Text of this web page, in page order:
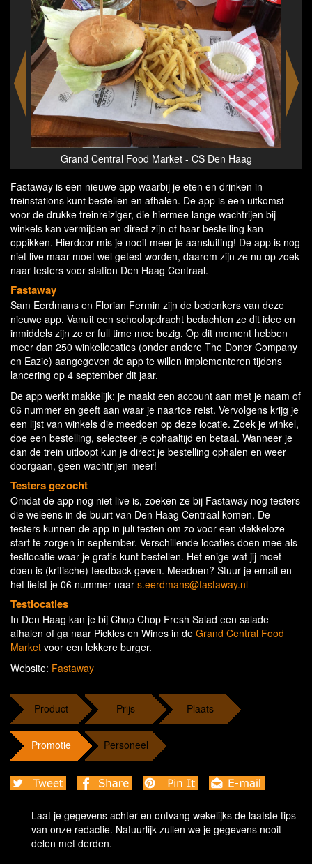
Grand Central Food Market - CS Den Haag
Fastaway is een nieuwe app waarbij je eten en drinken in
treinstations kunt bestellen en afhalen. De app is een uitkomst
voor de drukke treinreiziger, die hiermee lange wachtrijen bij
winkels kan vermijden en direct zijn of haar bestelling kan
oppikken. Hierdoor mis je nooit meer je aansluiting! De app is nog
niet live maar moet wel getest worden, daarom zijn ze nu op zoek
naar testers voor station Den Haag Centraal.
Fastaway
Sam Eerdmans en Florian Fermin zijn de bedenkers van deze
nieuwe app. Vanuit een schoolopdracht bedachten ze dit idee en
inmiddels zijn ze er full time mee bezig. Op dit moment hebben
meer dan 250 winkellocaties (onder andere The Doner Company
en Eazie) aangegeven de app te willen implementeren tijdens
lancering op 4 september dit jaar.
De app werkt makkelijk: je maakt een account aan met je naam of
06 nummer en geeft aan waar je naartoe reist. Vervolgens krijg je
een lijst van winkels die meedoen op deze locatie. Zoek je winkel,
doe een bestelling, selecteer je ophaaltijd en betaal. Wanneer je
dan de trein uitloopt kun je direct je bestelling ophalen en weer
doorgaan, geen wachtrijen meer!
Testers gezocht
Omdat de app nog niet live is, zoeken ze bij Fastaway nog testers
die weleens in de buurt van Den Haag Centraal komen. De
testers kunnen de app in juli testen om zo voor een vlekkeloze
start te zorgen in september. Verschillende locaties doen mee als
testlocatie waar je gratis kunt bestellen. Het enige wat jij moet
doen is (kritische) feedback geven. Meedoen? Stuur je email en
het liefst je 06 nummer naar s.eerdmans@fastaway.nl
Testlocaties
In Den Haag kan je bij Chop Chop Fresh Salad een salade
afhalen of ga naar Pickles en Wines in de Grand Central Food
Market voor een lekkere burger.
Website: Fastaway
Product Prijs Plaats
Promotie Personeel
Laat je gegevens achter en ontvang wekelijks de laatste tips
van onze redactie. Natuurlijk zullen we je gegevens nooit
delen met derden.